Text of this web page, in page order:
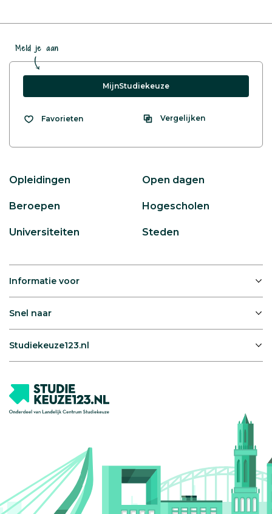
Meld je aan
MijnStudiekeuze
Favorieten Vergelijken
Opleidingen Open dagen
Beroepen Hogescholen
Universiteiten Steden
Informatie voor
Snel naar
Studiekeuze123.nl